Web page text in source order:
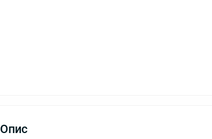
Опис